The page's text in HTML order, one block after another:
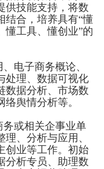
供技能支持，将数
结合，培养具有“懂
懂工具、懂创业”的
电子商务概论、
处理、数据可视化
数据分析、市场数
舆情分析等。
或相关企事业单
、分析与应用、
创业等工作。初始
分析专员、助理数